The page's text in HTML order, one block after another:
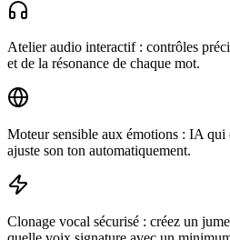
Atelier audio interactif : contrôles
et de la résonance de chaque mot.
Moteur sensible aux émotions : IA qui
ajuste son ton automatiquement.
Clonage vocal sécurisé : créez un